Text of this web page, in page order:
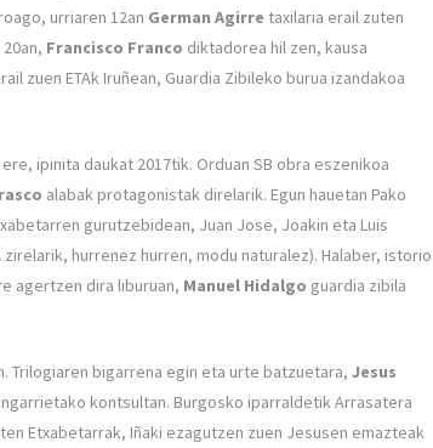
urriaren 12an German Agirre taxilaria erail zuten
Francisco Franco diktadorea hil zen, kausa
zuen ETAk Iruñean, Guardia Zibileko burua izandakoa
ipinita daukat 2017tik. Orduan SB obra eszenikoa
alabak protagonistak direlarik. Egun hauetan Pako
gurutzebidean, Juan Jose, Joakin eta Luis
hurrenez hurren, modu naturalez). Halaber, istorio
agertzen dira liburuan, Manuel Hidalgo guardia zibila
Trilogiaren bigarrena egin eta urte batzuetara, Jesus
kontsultan. Burgosko iparraldetik Arrasatera
Etxabetarrak, Iñaki ezagutzen zuen Jesusen emazteak